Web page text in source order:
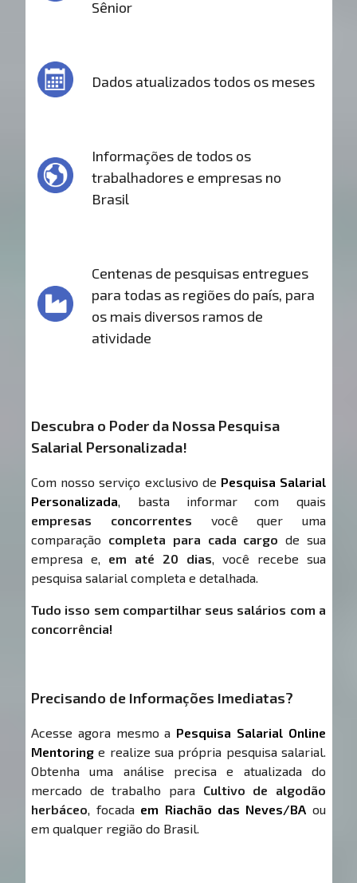
Sênior
Dados atualizados todos os meses
Informações de todos os
trabalhadores e empresas no
Brasil
Centenas de pesquisas entregues
para todas as regiões do país, para
os mais diversos ramos de
atividade
Descubra o Poder da Nossa Pesquisa
Salarial Personalizada!
Com nosso serviço exclusivo de Pesquisa Salarial
Personalizada, basta informar com quais
empresas concorrentes você quer uma
comparação completa para cada cargo de sua
empresa e, em até 20 dias, você recebe sua
pesquisa salarial completa e detalhada.
Tudo isso sem compartilhar seus salários com a
concorrência!
Precisando de Informações Imediatas?
Acesse agora mesmo a Pesquisa Salarial Online
Mentoring e realize sua própria pesquisa salarial.
Obtenha uma análise precisa e atualizada do
mercado de trabalho para Cultivo de algodão
herbáceo, focada em Riachão das Neves/BA ou
em qualquer região do Brasil.